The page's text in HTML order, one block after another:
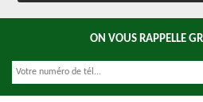
ON VOUS RAPPELLE